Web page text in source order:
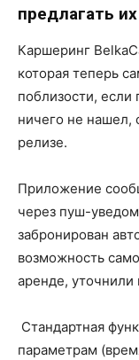
предлагать
Каршеринг
которая теперь
поблизости, если
ничего не нашел,
релизе.
Приложение
через пуш-
забронирован
возможность
аренде, уточнили
Стандартная
параметрам